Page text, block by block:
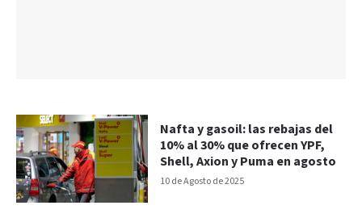
10 de Agosto de 2025
Nafta y gasoil: las rebajas del
10% al 30% que ofrecen YPF,
Shell, Axion y Puma en agosto